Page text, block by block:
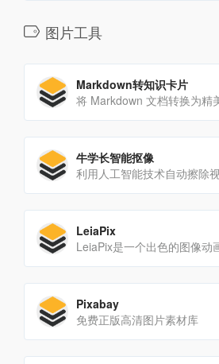
图片工具
Markdown转知识卡片
牛学长智能抠像
LeiaPix
Pixabay
免费正版高清图片素材库